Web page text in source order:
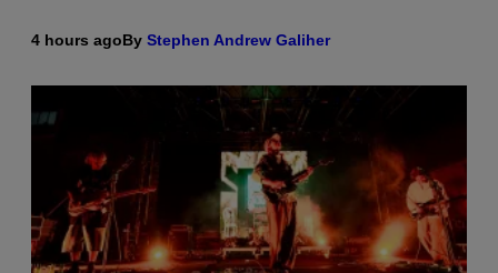
4 hours agoBy Stephen Andrew Galiher